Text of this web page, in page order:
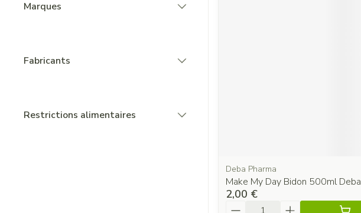
Marques
Fabricants
Restrictions alimentaires
Deba Pharma
Make My Day Bidon 500ml Deba
2,00 €
Quantité